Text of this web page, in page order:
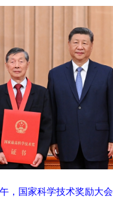
，国家科学技术奖励大